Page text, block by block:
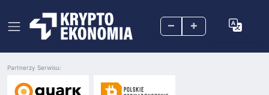
– +
Partnerzy Serwisu: